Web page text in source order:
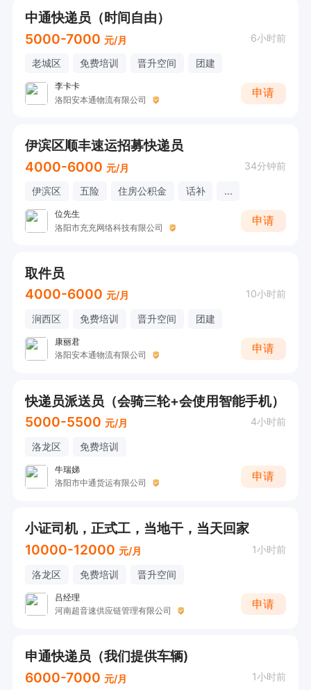
中通快递员（时间自由）
5000-7000 元/月 6小时前
老城区 免费培训 晋升空间 团建
李卡卡
洛阳安本通物流有限公司
申请
伊滨区顺丰速运招募快递员
4000-6000 元/月 34分钟前
伊滨区 五险 住房公积金 话补 ...
位先生
洛阳市充充网络科技有限公司
申请
取件员
4000-6000 元/月 10小时前
涧西区 免费培训 晋升空间 团建
康丽君
洛阳安本通物流有限公司
申请
快递员派送员（会骑三轮+会使用智能手机）
5000-5500 元/月 4小时前
洛龙区 免费培训
牛瑞娣
洛阳市中通货运有限公司
申请
小证司机，正式工，当地干，当天回家
10000-12000 元/月 1小时前
洛龙区 免费培训 晋升空间
吕经理
河南超音速供应链管理有限公司
申请
申通快递员（我们提供车辆)
6000-7000 元/月 1小时前